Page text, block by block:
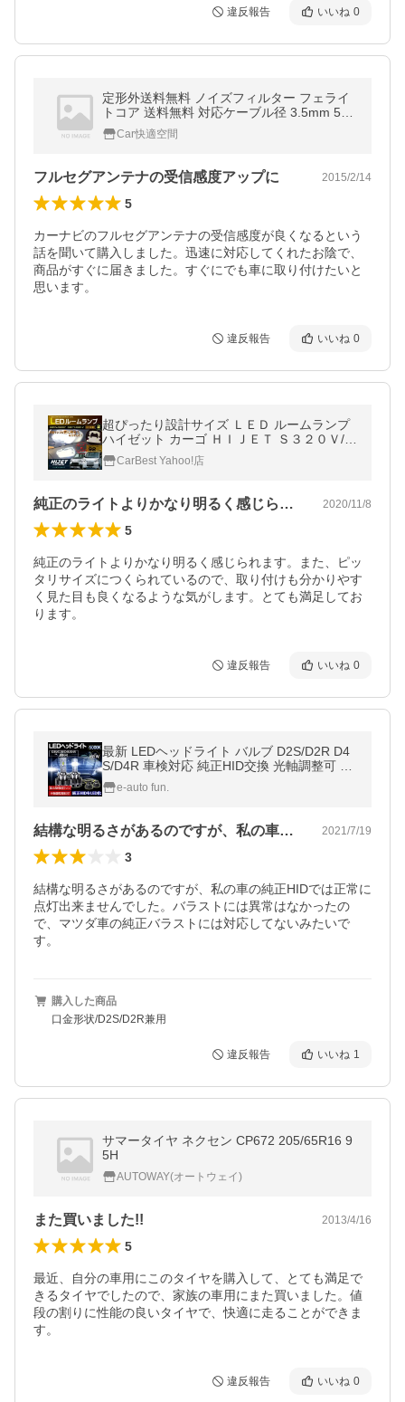
違反報告 いいね 0
定形外送料無料 ノイズフィルター フェライ
トコア 送料無料 対応ケーブル径 3.5mm 5m
m 6mm 2個セット スピーカー パソコン モ
ニター
Car快適空間
フルセグアンテナの受信感度アップに 2015/2/14
5
カーナビのフルセグアンテナの受信感度が良くなるという
話を聞いて購入しました。迅速に対応してくれたお陰で、
商品がすぐに届きました。すぐにでも車に取り付けたいと
思います。
違反報告 いいね 0
超ぴったり設計サイズ ＬＥＤ ルームランプ
ハイゼット カーゴ ＨＩＪＥＴ Ｓ３２０Ｖ/Ｓ
３３０Ｖ Ｓ３２１Ｖ/Ｓ３３１Ｖ 系 ハイジェ
ット 配送料無料
CarBest Yahoo!店
純正のライトよりかなり明るく感じられま… 2020/11/8
5
純正のライトよりかなり明るく感じられます。また、ピッ
タリサイズにつくられているので、取り付けも分かりやす
く見た目も良くなるような気がします。とても満足してお
ります。
違反報告 いいね 0
最新 LEDヘッドライト バルブ D2S/D2R D4
S/D4R 車検対応 純正HID交換 光軸調整可 キ
ャンセラー内蔵 輸入車対応 35W 6000K 860
0Lm アウディ BMW ベンツ 1年保証
e-auto fun.
結構な明るさがあるのですが、私の車の純… 2021/7/19
3
結構な明るさがあるのですが、私の車の純正HIDでは正常に
点灯出来ませんでした。バラストには異常はなかったの
で、マツダ車の純正バラストには対応してないみたいで
す。
購入した商品
口金形状/D2S/D2R兼用
違反報告 いいね 1
サマータイヤ ネクセン CP672 205/65R16 9
5H
AUTOWAY(オートウェイ)
また買いました!! 2013/4/16
5
最近、自分の車用にこのタイヤを購入して、とても満足で
きるタイヤでしたので、家族の車用にまた買いました。値
段の割りに性能の良いタイヤで、快適に走ることができま
す。
違反報告 いいね 0